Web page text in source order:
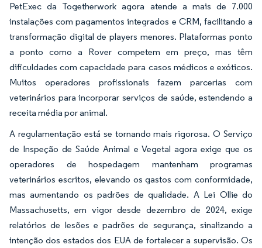
PetExec da Togetherwork agora atende a mais de 7.000
instalações com pagamentos integrados e CRM, facilitando a
transformação digital de players menores. Plataformas ponto
a ponto como a Rover competem em preço, mas têm
dificuldades com capacidade para casos médicos e exóticos.
Muitos operadores profissionais fazem parcerias com
veterinários para incorporar serviços de saúde, estendendo a
receita média por animal.
A regulamentação está se tornando mais rigorosa. O Serviço
de Inspeção de Saúde Animal e Vegetal agora exige que os
operadores de hospedagem mantenham programas
veterinários escritos, elevando os gastos com conformidade,
mas aumentando os padrões de qualidade. A Lei Ollie do
Massachusetts, em vigor desde dezembro de 2024, exige
relatórios de lesões e padrões de segurança, sinalizando a
intenção dos estados dos EUA de fortalecer a supervisão. Os